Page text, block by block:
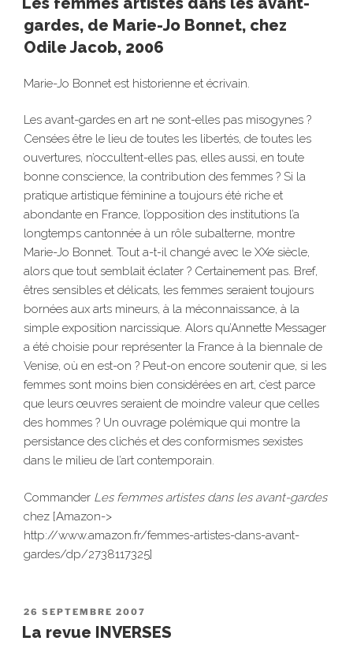
gardes, de Marie-Jo Bonnet, chez
Odile Jacob, 2006
Marie-Jo Bonnet est historienne et écrivain.
Les avant-gardes en art ne sont-elles pas misogynes ?
Censées être le lieu de toutes les libertés, de toutes les
ouvertures, n’occultent-elles pas, elles aussi, en toute
bonne conscience, la contribution des femmes ? Si la
pratique artistique féminine a toujours été riche et
abondante en France, l’opposition des institutions l’a
longtemps cantonnée à un rôle subalterne, montre
Marie-Jo Bonnet. Tout a-t-il changé avec le XXe siècle,
alors que tout semblait éclater ? Certainement pas. Bref,
êtres sensibles et délicats, les femmes seraient toujours
bornées aux arts mineurs, à la méconnaissance, à la
simple exposition narcissique. Alors qu’Annette Messager
a été choisie pour représenter la France à la biennale de
Venise, où en est-on ? Peut-on encore soutenir que, si les
femmes sont moins bien considérées en art, c’est parce
que leurs œuvres seraient de moindre valeur que celles
des hommes ? Un ouvrage polémique qui montre la
persistance des clichés et des conformismes sexistes
dans le milieu de l’art contemporain.
Commander Les femmes artistes dans les avant-gardes
chez [Amazon->
http://www.amazon.fr/femmes-artistes-dans-avant-
gardes/dp/2738117325]
PUBLIÉ
LE
26 SEPTEMBRE 2007
La revue INVERSES